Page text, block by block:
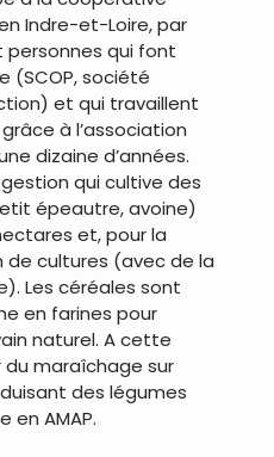
Indre-et-Loire, par
qui font
(SCOP, société
et qui travaillent
à l’association
dizaine d’années.
qui cultive des
épeautre, avoine)
et, pour la
cultures (avec de la
Les céréales sont
en farines pour
naturel. A cette
maraîchage sur
des légumes
en AMAP.